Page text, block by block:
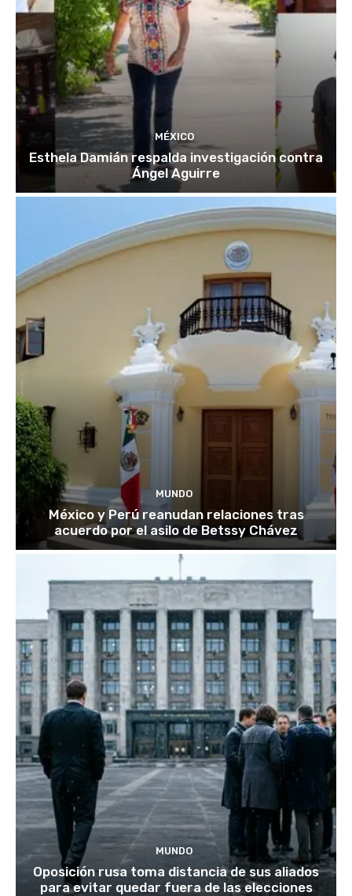
MÉXICO
Esthela Damián respalda investigación contra
Ángel Aguirre
MUNDO
México y Perú reanudan relaciones tras
acuerdo por el asilo de Betssy Chávez
MUNDO
Oposición rusa toma distancia de sus aliados
para evitar quedar fuera de las elecciones